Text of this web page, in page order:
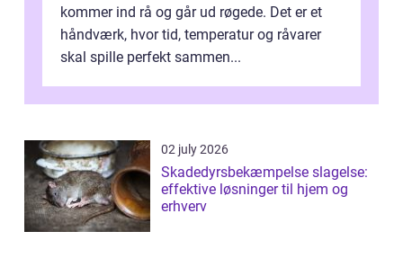
kommer ind rå og går ud røgede. Det er et
håndværk, hvor tid, temperatur og råvarer
skal spille perfekt sammen...
02 july 2026
Skadedyrsbekæmpelse slagelse:
effektive løsninger til hjem og
erhverv